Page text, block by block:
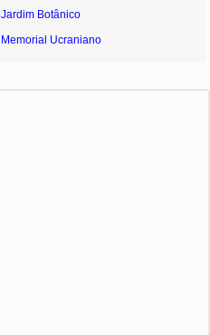
Jardim Botânico
Memorial Ucraniano